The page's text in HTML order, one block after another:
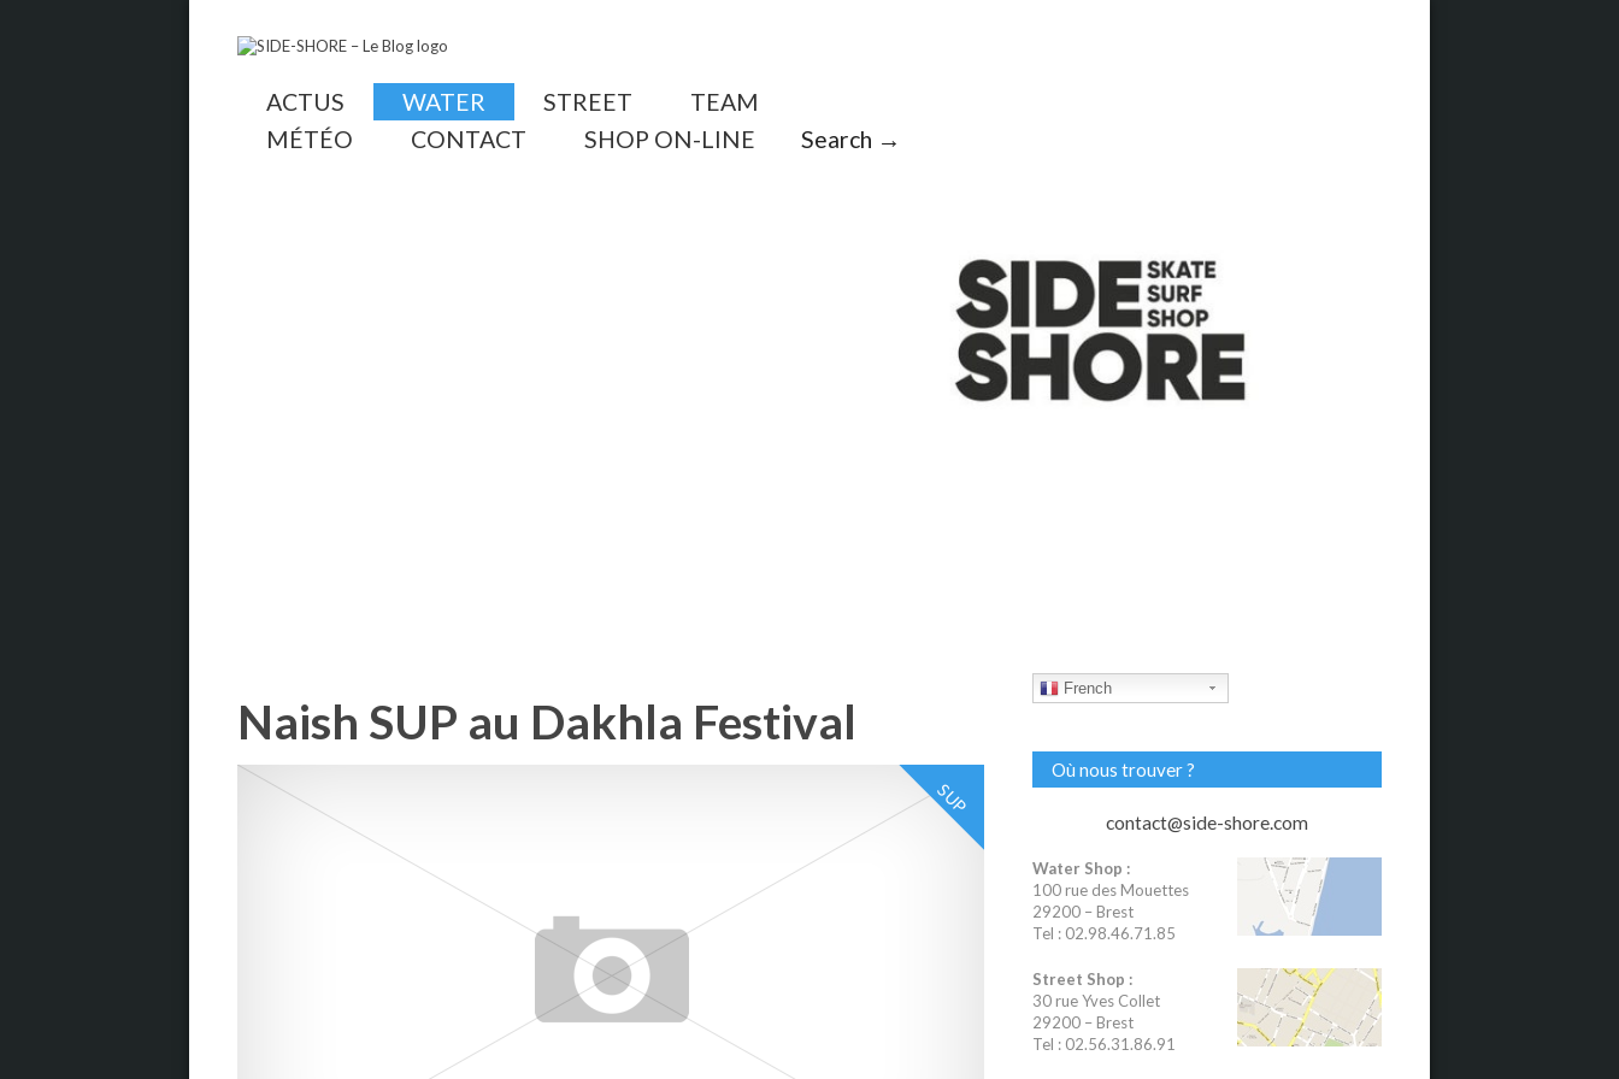
ACTUS WATER STREET
TEAM
MÉTÉO
CONTACT SHOP ON-LINE Search →
Naish SUP au Dakhla Festival
SUP
French
Où nous trouver ?
contact@side-shore.com
Water Shop :
100 rue des Mouettes
29200 – Brest
Tel : 02.98.46.71.85
Street Shop :
30 rue Yves Collet
29200 – Brest
Tel : 02.56.31.86.91